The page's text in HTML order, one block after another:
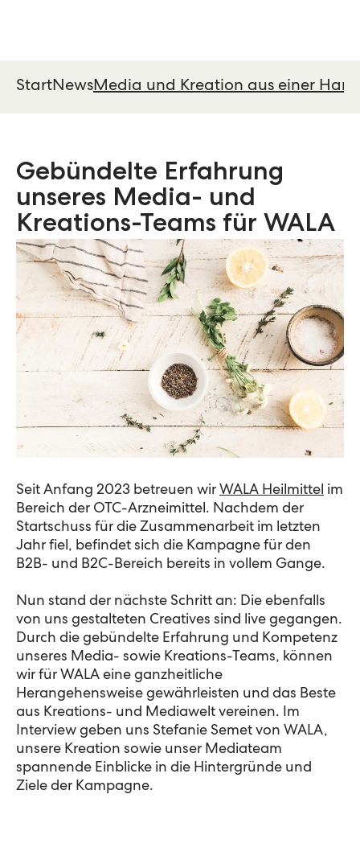
StartNewsMedia und Kreation aus einer
Gebündelte Erfahrung
unseres Media- und
Kreations-Teams für WALA
Seit Anfang 2023 betreuen wir WALA Heilmittel im
Bereich der OTC-Arzneimittel. Nachdem der
Startschuss für die Zusammenarbeit im letzten
Jahr fiel, befindet sich die Kampagne für den
B2B- und B2C-Bereich bereits in vollem Gange.
Nun stand der nächste Schritt an: Die ebenfalls
von uns gestalteten Creatives sind live gegangen.
Durch die gebündelte Erfahrung und Kompetenz
unseres Media- sowie Kreations-Teams, können
wir für WALA eine ganzheitliche
Herangehensweise gewährleisten und das Beste
aus Kreations- und Mediawelt vereinen. Im
Interview geben uns Stefanie Semet von WALA,
unsere Kreation sowie unser Mediateam
spannende Einblicke in die Hintergründe und
Ziele der Kampagne.